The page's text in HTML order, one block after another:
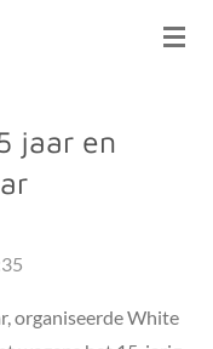
jaar en
organiseerde White